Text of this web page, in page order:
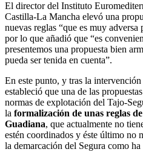
El director del Instituto
Castilla-La Mancha elevó una
nuevas reglas “que es muy adversa
por lo que añadió que “es
presentemos una propuesta bien
pueda ser tenida en cuenta”.
En este punto, y tras la
estableció que una de las
normas de explotación del Tajo-
la formalización de unas reglas
Guadiana, que actualmente no
estén coordinados y éste último no
la demarcación del Segura como